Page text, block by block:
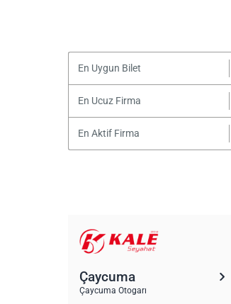
En Uygun Bilet
En Ucuz Firma
En Aktif Firma
Çaycuma
Çaycuma Otogarı